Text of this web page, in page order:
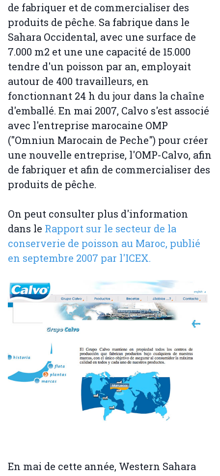
de fabriquer et de commercialiser des
produits de pêche. Sa fabrique dans le
Sahara Occidental, avec une surface de
7.000 m2 et une une capacité de 15.000
tendre d'un poisson par an, employait
autour de 400 travailleurs, en
fonctionnant 24 h du jour dans la chaîne
d'emballé. En mai 2007, Calvo s'est associé
avec l'entreprise marocaine OMP
("Omniun Marocain de Peche") pour créer
une nouvelle entreprise, l'OMP-Calvo, afin
de fabriquer et afin de commercialiser des
produits de pêche.
On peut consulter plus d'information
dans le Rapport sur le secteur de la
conserverie de poisson au Maroc, publié
en septembre 2007 par l'ICEX.
En mai de cette année, Western Sahara